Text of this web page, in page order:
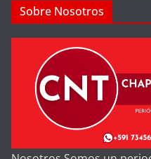
Sobre Nosotros